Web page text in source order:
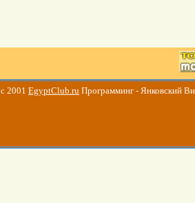
2001 EgyptClub.ru Программинг - Янковский